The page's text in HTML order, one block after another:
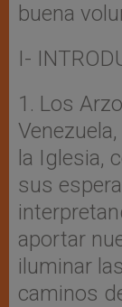
buena
I-
1. Los
la Iglesia,
sus
aportar
iluminar
caminos